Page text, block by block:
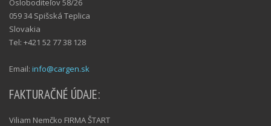
Osloboditeľov 58/26
059 34 Spišská Teplica
Slovakia
Tel: +421 52 77 38 128
Email: info@cargen.sk
FAKTURAČNÉ ÚDAJE:
Viliam Nemčko FIRMA ŠTART